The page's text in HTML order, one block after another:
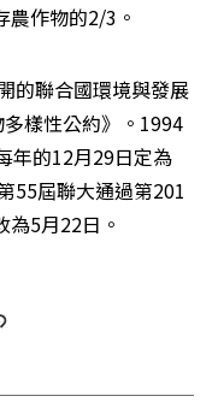
農作物的2/3。
的聯合國環境與發展
樣性公約》。1994
年的12月29日定為
55屆聯大通過第201
5月22日。